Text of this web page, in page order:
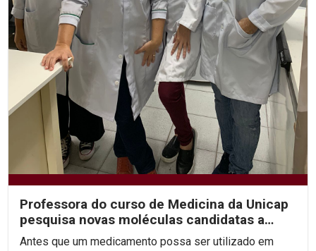
Professora do curso de Medicina da Unicap
pesquisa novas moléculas candidatas a
medicamentos
Antes que um medicamento possa ser utilizado em